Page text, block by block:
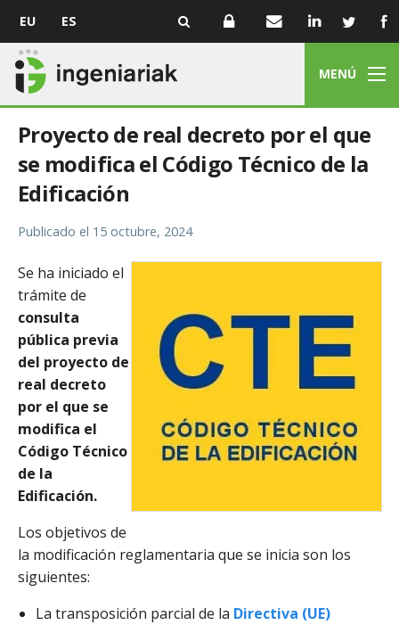
EU ES
MENÚ
Proyecto de real decreto por el que
se modifica el Código Técnico de la
Edificación
Publicado el 15 octubre, 2024
Se ha iniciado el
trámite de
consulta
pública previa
del proyecto de
real decreto
por el que se
modifica el
Código Técnico
de la
Edificación.
Los objetivos de
la modificación reglamentaria que se inicia son los
siguientes:
La transposición parcial de la Directiva (UE)